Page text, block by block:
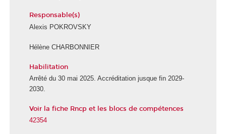
Responsable(s)
Alexis POKROVSKY
Hélène CHARBONNIER
Habilitation
Arrêté du 30 mai 2025. Accréditation jusque fin 2029-
2030.
Voir la fiche Rncp et les blocs de compétences
42354